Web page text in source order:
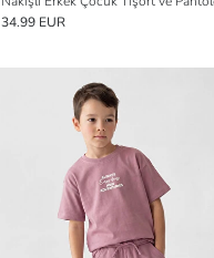
34.99 EUR